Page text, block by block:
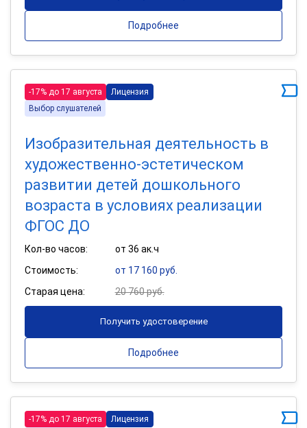
Подробнее
-17% до 17 августа
Лицензия
Выбор слушателей
Изобразительная деятельность в
художественно-эстетическом
развитии детей дошкольного
возраста в условиях реализации
ФГОС ДО
Кол-во часов:
от 36 ак.ч
Стоимость:
от 17 160 руб.
Старая цена:
20 760 руб.
Получить удостоверение
Подробнее
-17% до 17 августа
Лицензия